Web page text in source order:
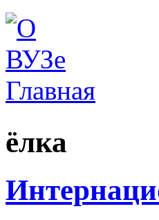
Вы здесь
Главная
ёлка